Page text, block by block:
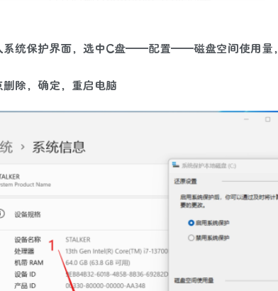
统保护界面，选中C盘——配置——磁盘空间使用量，
除，确定，重启电脑